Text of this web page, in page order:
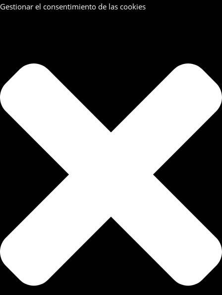
Gestionar el consentimiento de las cookies